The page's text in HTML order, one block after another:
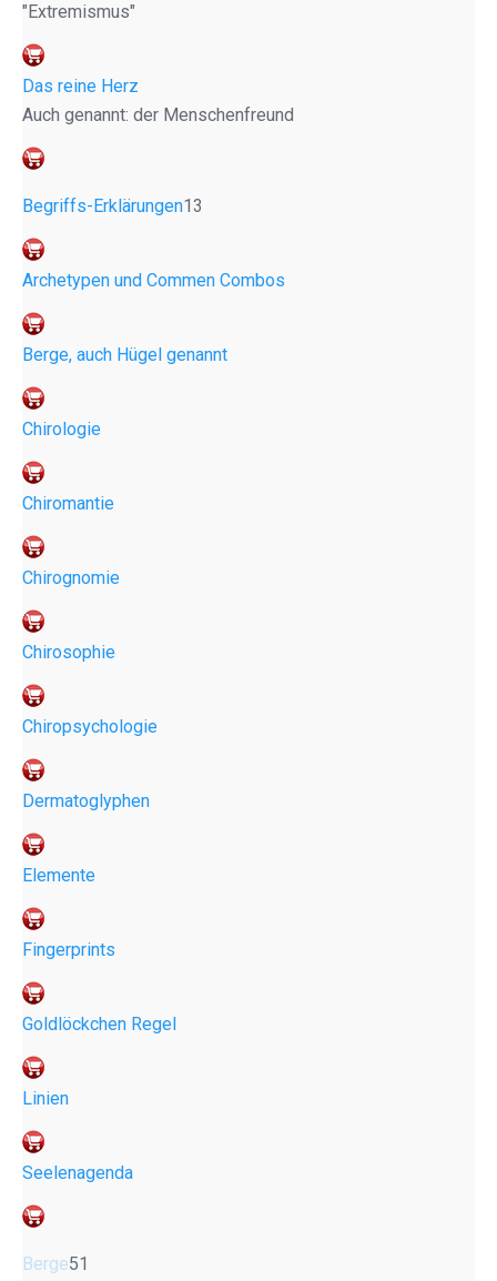
"Extremismus"
Das reine Herz
Auch genannt: der Menschenfreund
Begriffs-Erklärungen13
Archetypen und Commen Combos
Berge, auch Hügel genannt
Chirologie
Chiromantie
Chirognomie
Chirosophie
Chiropsychologie
Dermatoglyphen
Elemente
Fingerprints
Goldlöckchen Regel
Linien
Seelenagenda
Berge51